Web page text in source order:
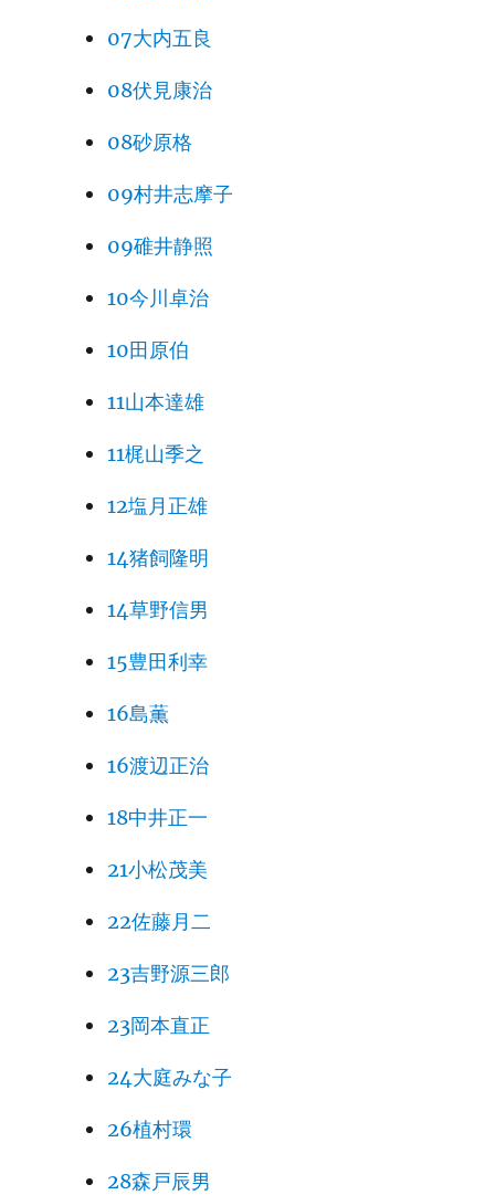
07大内五良
08伏見康治
08砂原格
09村井志摩子
09碓井静照
10今川卓治
10田原伯
11山本達雄
11梶山季之
12塩月正雄
14猪飼隆明
14草野信男
15豊田利幸
16島薫
16渡辺正治
18中井正一
21小松茂美
22佐藤月二
23吉野源三郎
23岡本直正
24大庭みな子
26植村環
28森戸辰男